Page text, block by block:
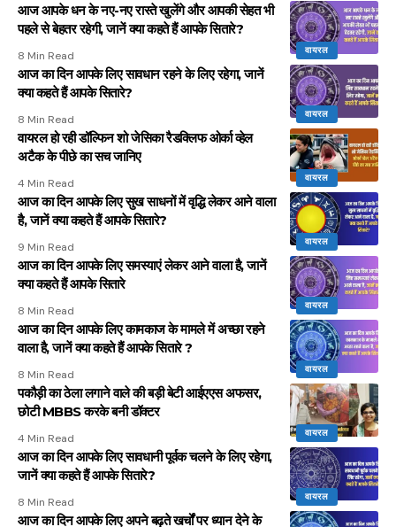
वायरल
आज आपके धन के नए-नए रास्ते खुलेंगे और आपकी सेहत भी
पहले से बेहतर रहेगी, जानें क्या कहते हैं आपके सितारे?
8 Min Read
वायरल
आज का दिन आपके लिए सावधान रहने के लिए रहेगा, जानें
क्या कहते हैं आपके सितारे?
8 Min Read
वायरल
वायरल हो रही डॉल्फिन शो जेसिका रैडक्लिफ ओर्का व्हेल
अटैक के पीछे का सच जानिए
4 Min Read
वायरल
आज का दिन आपके लिए सुख साधनों में वृद्धि लेकर आने वाला
है, जानें क्या कहते हैं आपके सितारे?
9 Min Read
वायरल
आज का दिन आपके लिए समस्याएं लेकर आने वाला है, जानें
क्या कहते हैं आपके सितारे
8 Min Read
वायरल
आज का दिन आपके लिए कामकाज के मामले में अच्छा रहने
वाला है, जानें क्या कहते हैं आपके सितारे ?
8 Min Read
वायरल
पकौड़ी का ठेला लगाने वाले की बड़ी बेटी आईएएस अफसर,
छोटी MBBS करके बनी डॉक्टर
4 Min Read
वायरल
आज का दिन आपके लिए सावधानी पूर्वक चलने के लिए रहेगा,
जानें क्या कहते हैं आपके सितारे?
8 Min Read
आज का दिन आपके लिए अपने बढ़ते खर्चों पर ध्यान देने के